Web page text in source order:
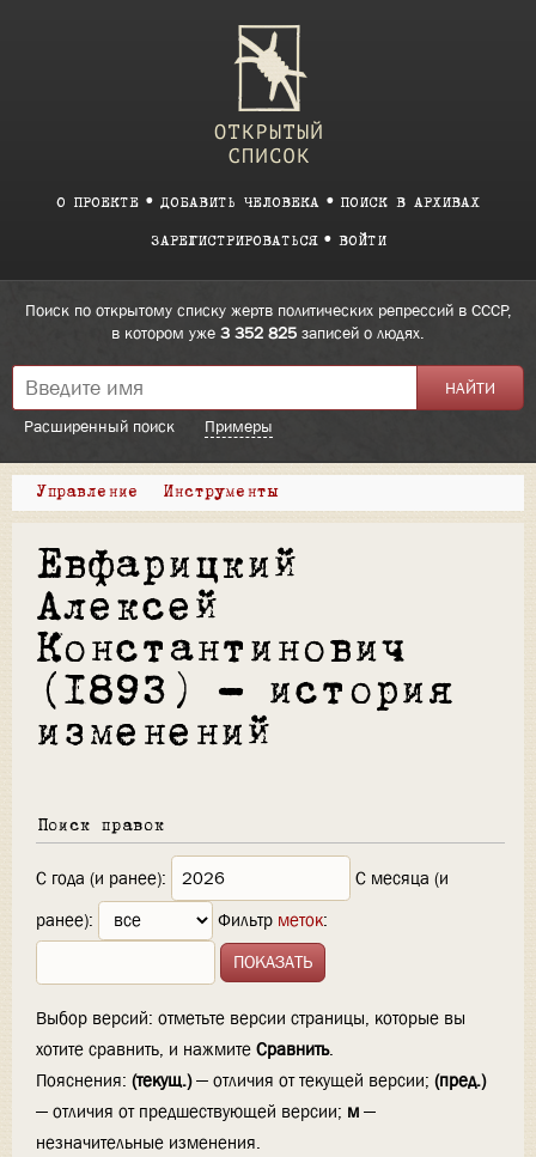
О ПРОЕКТЕ ДОБАВИТЬ ЧЕЛОВЕКА ПОИСК В АРХИВАХ
ЗАРЕГИСТРИРОВАТЬСЯ ВОЙТИ
Поиск по открытому списку жертв политических репрессий в СССР,
в котором уже 3 352 825 записей о людях.
Расширенный поиск Примеры
Управление Инструменты
Евфарицкий
Алексей
Константинович
(1893) — история
изменений
Поиск правок
С года (и ранее):
С месяца (и
ранее):
Фильтр меток:
Выбор версий: отметьте версии страницы, которые вы
хотите сравнить, и нажмите Сравнить.
Пояснения: (текущ.)— отличия от текущей версии; (пред.)
— отличия от предшествующей версии; м —
незначительные изменения.